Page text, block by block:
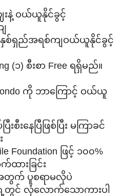
းနဲ့ ဝယ်ယူနိုင်ခွင့်
စ်ရှည်အရစ်ကျဝယ်ယူနိုင်ခွင့်
(၁) စီးစာ Free ရရှိမည်။
Condo ကို ဘာကြောင့် ဝယ်ယူ
စီးနေပြီဖြစ်ပြီး မကြာခင်
ဖြင့် ၁၀၀%
ားခြင်း
တွက် ပူစရာမလိုပဲ
ေ့တွင် လုံလောက်သောကားပါ